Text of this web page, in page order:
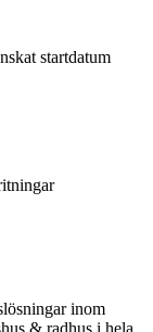
startdatum
inom
& radhus i hela